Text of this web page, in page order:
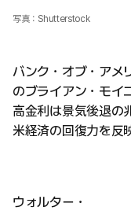
写真：Shutterstock
バンク・オブ・アメ
のブライアン・モイ
高金利は景気後退の
米経済の回復力を反
ウォルター・